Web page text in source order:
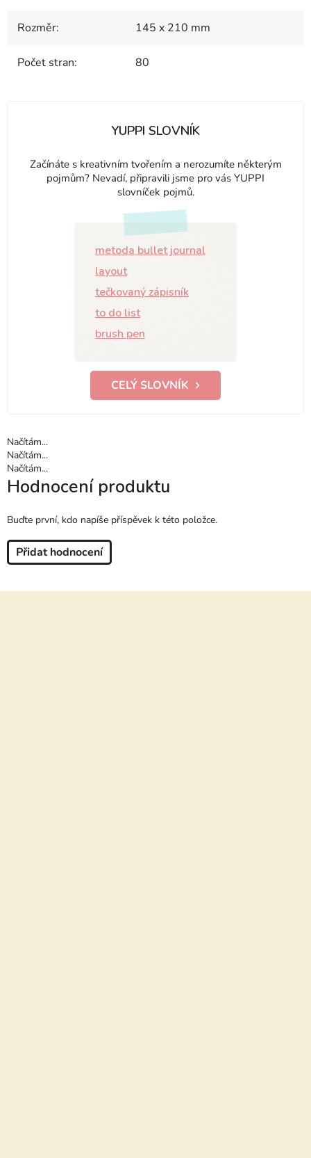
Rozměr: 145 x 210 mm
Počet stran: 80
YUPPI SLOVNÍK
Začínáte s kreativním tvořením a nerozumíte některým
pojmům? Nevadí, připravili jsme pro vás YUPPI
slovníček pojmů.
metoda bullet journal
layout
tečkovaný zápisník
to do list
brush pen
CELÝ SLOVNÍK
Načítám...
Načítám...
Načítám...
Hodnocení produktu
Buďte první, kdo napíše příspěvek k této položce.
Přidat hodnocení